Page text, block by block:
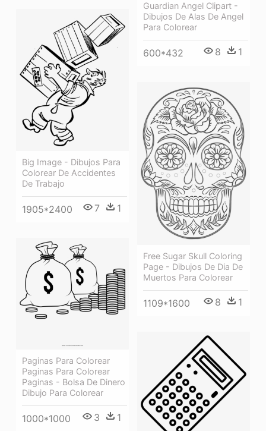
Guardian Angel Clipart -
Dibujos De Alas De Angel
Para Colorear
600*432 8 1
Big Image - Dibujos Para
Colorear De Accidentes
De Trabajo
1905*2400 7 1
Free Sugar Skull Coloring
Page - Dibujos De Dia De
Muertos Para Colorear
1109*1600 8 1
Paginas Para Colorear
Paginas Para Colorear
Paginas - Bolsa De Dinero
Dibujo Para Colorear
1000*1000 3 1